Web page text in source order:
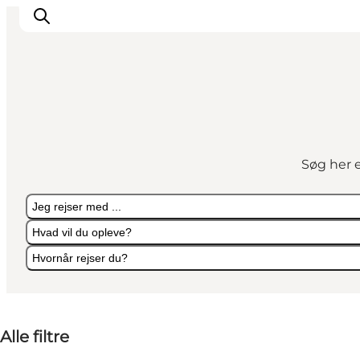
Se og oplev
Find vej
Sov godt
Book overnatning
Søg her
Jeg rejser med ...
Hvad vil du opleve?
Hvornår rejser du?
Jeg rejser med ...
Hvad vil du opleve?
Hvornår rejser du?
Alle filtre